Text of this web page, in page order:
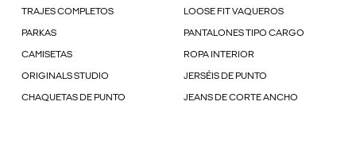
TRAJES COMPLETOS LOOSE FIT VAQUEROS
PARKAS PANTALONES TIPO CARGO
CAMISETAS ROPA INTERIOR
ORIGINALS STUDIO JERSÉIS DE PUNTO
CHAQUETAS DE PUNTO JEANS DE CORTE ANCHO